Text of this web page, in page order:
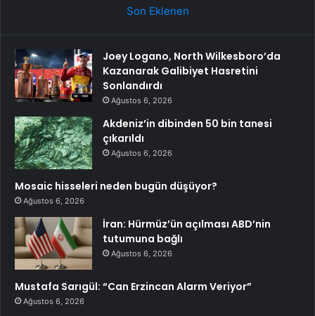
Son Eklenen
Joey Logano, North Wilkesboro’da
Kazanarak Galibiyet Hasretini
Sonlandırdı
Ağustos 6, 2026
Akdeniz’in dibinden 50 bin tanesi
çıkarıldı
Ağustos 6, 2026
Mosaic hisseleri neden bugün düşüyor?
Ağustos 6, 2026
İran: Hürmüz’ün açılması ABD’nin
tutumuna bağlı
Ağustos 6, 2026
Mustafa Sarıgül: “Can Erzincan Alarm Veriyor”
Ağustos 6, 2026